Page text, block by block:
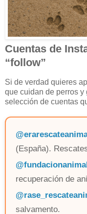
Cuentas de
“follow”
Si de verdad quieres
que cuidan de perros
selección de cuentas
(España).
recuperación de
salvamento.